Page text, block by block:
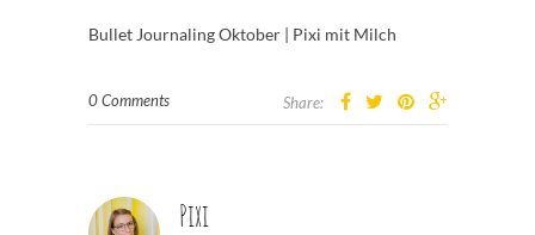
Bullet Journaling Oktober | Pixi mit Milch
0 Comments Share:
Pixi